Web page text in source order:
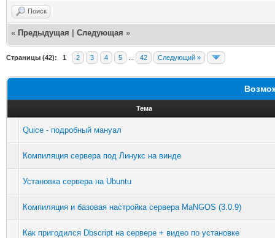
Поиск
« Предыдущая Следующая »
Страницы (42): 1 2 3 4 5 42 Следующий »
Тема
Quice - подробный мануал
Компиляция сервера под Линукс на винде
Установка сервера на Ubuntu
Компиляция и базовая настройка сервера MaNGOS (3.0.9)
Как пригодился Dbscript на сервере + видео по установке